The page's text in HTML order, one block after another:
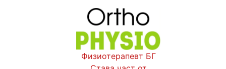
Физиотерапевт БГ